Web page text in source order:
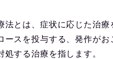
法とは、症状に応じた治
ースを投与する、発作が
処する治療を指します。